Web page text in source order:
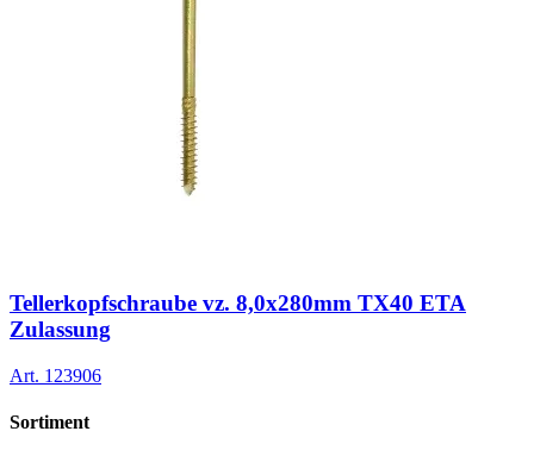
Tellerkopfschraube vz. 8,0x280mm TX40 ETA
Zulassung
Art. 123906
Sortiment